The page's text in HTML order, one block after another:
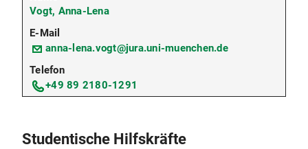
Vogt, Anna-Lena
anna-lena.vogt@jura.uni-muenchen.de
+49 89 2180-1291
Studentische Hilfskräfte